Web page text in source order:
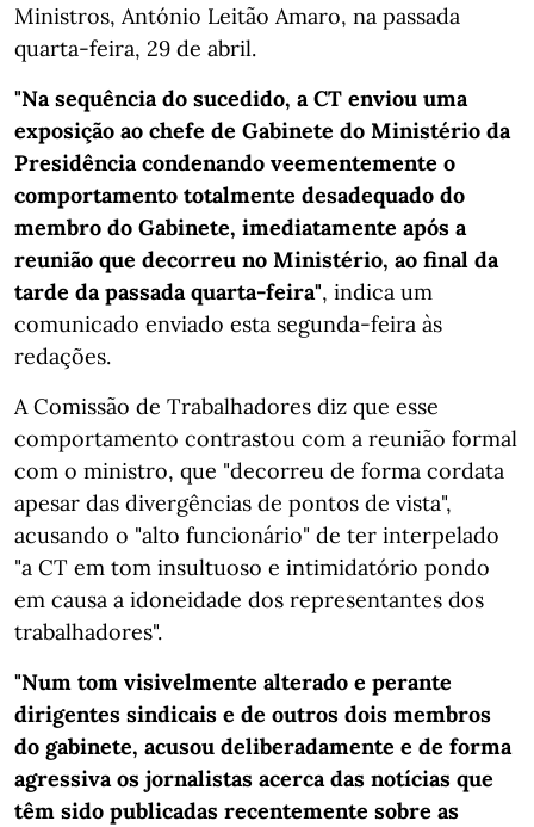
Ministros, António Leitão Amaro, na passada
quarta-feira, 29 de abril.
"Na sequência do sucedido, a CT enviou uma
exposição ao chefe de Gabinete do Ministério da
Presidência condenando veementemente o
comportamento totalmente desadequado do
membro do Gabinete, imediatamente após a
reunião que decorreu no Ministério, ao final da
tarde da passada quarta-feira", indica um
comunicado enviado esta segunda-feira às
redações.
A Comissão de Trabalhadores diz que esse
comportamento contrastou com a reunião formal
com o ministro, que "decorreu de forma cordata
apesar das divergências de pontos de vista",
acusando o "alto funcionário" de ter interpelado
"a CT em tom insultuoso e intimidatório pondo
em causa a idoneidade dos representantes dos
trabalhadores".
"Num tom visivelmente alterado e perante
dirigentes sindicais e de outros dois membros
do gabinete, acusou deliberadamente e de forma
agressiva os jornalistas acerca das notícias que
têm sido publicadas recentemente sobre as